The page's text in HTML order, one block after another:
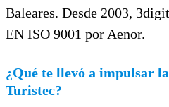
Baleares. Desde 2003,
EN ISO 9001 por Aenor.
¿Qué te llevó a impulsar
Turistec?